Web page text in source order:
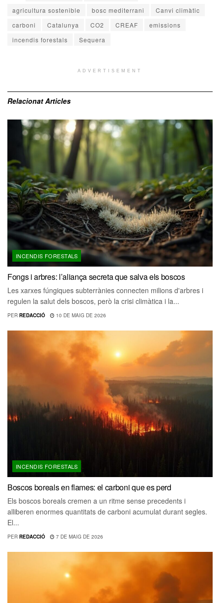
agricultura sostenible bosc mediterrani
Canvi climàtic
carboni
Catalunya CO2 CREAF
emissions
incendis forestals
Sequera
ADVERTISEMENT
Relacionat Articles
INCENDIS FORESTALS
Fongs i arbres: l’aliança secreta que salva els boscos
Les xarxes fúngiques subterrànies connecten milions d'arbres i
regulen la salut dels boscos, però la crisi climàtica i la...
PER REDACCIÓ 10 DE MAIG DE 2026
INCENDIS FORESTALS
Boscos boreals en flames: el carboni que es perd
Els boscos boreals cremen a un ritme sense precedents i
alliberen enormes quantitats de carboni acumulat durant segles.
El...
PER REDACCIÓ 7 DE MAIG DE 2026